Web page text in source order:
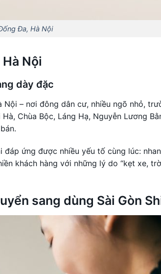
Đa, Hà Nội
Nội
dày đặc
– nơi đông dân cư, nhiều ngõ nhỏ,
Chùa Bộc, Láng Hạ, Nguyễn Lương
ứng được nhiều yếu tố cùng lúc:
khách hàng với những lý do “kẹt xe,
sang dùng Sài Gòn